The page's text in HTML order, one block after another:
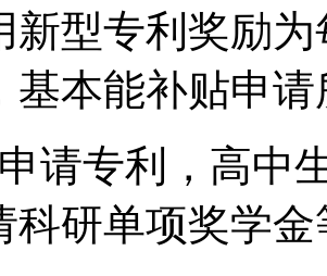
新型专利奖励
基本能补贴申
请专利，高中
科研单项奖学金